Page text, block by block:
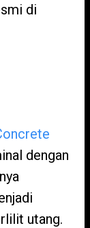
di
dengan
utang.